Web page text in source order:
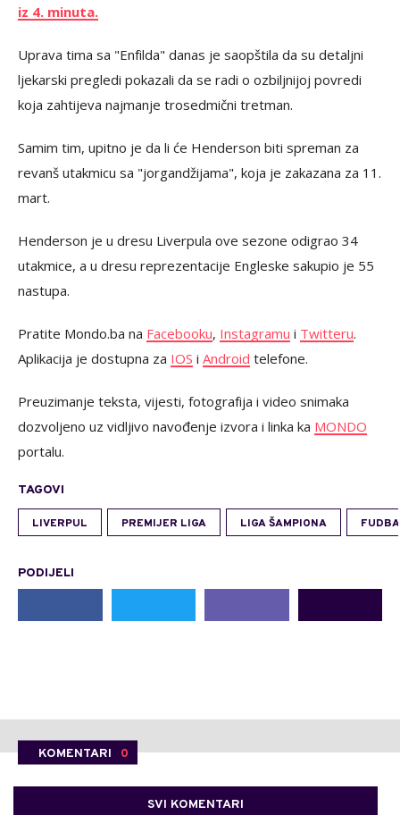
iz 4. minuta.
Uprava tima sa "Enfilda" danas je saopštila da su detaljni
ljekarski pregledi pokazali da se radi o ozbiljnijoj povredi
koja zahtijeva najmanje trosedmični tretman.
Samim tim, upitno je da li će Henderson biti spreman za
revanš utakmicu sa "jorgandžijama", koja je zakazana za 11.
mart.
Henderson je u dresu Liverpula ove sezone odigrao 34
utakmice, a u dresu reprezentacije Engleske sakupio je 55
nastupa.
Pratite Mondo.ba na Facebooku, Instagramu i Twitteru.
Aplikacija je dostupna za IOS i Android telefone.
Preuzimanje teksta, vijesti, fotografija i video snimaka
dozvoljeno uz vidljivo navođenje izvora i linka ka MONDO
portalu.
TAGOVI
LIVERPUL PREMIJER LIGA LIGA ŠAMPIONA
PODIJELI
KOMENTARI 0
SVI KOMENTARI